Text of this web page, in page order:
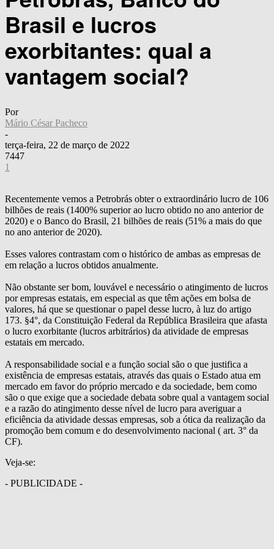
Brasil e lucros
exorbitantes: qual a
vantagem social?
Por
Mário César Pacheco
-
terça-feira, 22 de março de 2022
7447
1
Recentemente vemos a Petrobrás obter o extraordinário lucro de 106
bilhões de reais (1400% superior ao lucro obtido no ano anterior de
2020) e o Banco do Brasil, 21 bilhões de reais (51% a mais do que
no ano anterior de 2020).
Esses valores contrastam com o histórico de ambas as empresas de
em relação a lucros obtidos anualmente.
Não obstante ser bom, louvável e necessário o atingimento de lucros
por empresas estatais, em especial as que têm ações em bolsa de
valores, há que se questionar o papel desse lucro, à luz do artigo
173. §4°, da Constituição Federal da República Brasileira que afasta
o lucro exorbitante (lucros arbitrários) da atividade de empresas
estatais em mercado.
A responsabilidade social e a função social são o que justifica a
existência de empresas estatais, através das quais o Estado atua em
mercado em favor do próprio mercado e da sociedade, bem como
são o que exige que a sociedade debata sobre qual a vantagem social
e a razão do atingimento desse nível de lucro para averiguar a
eficiência da atividade dessas empresas, sob a ótica da realização da
promoção bem comum e do desenvolvimento nacional ( art. 3° da
CF).
Veja-se:
- PUBLICIDADE -